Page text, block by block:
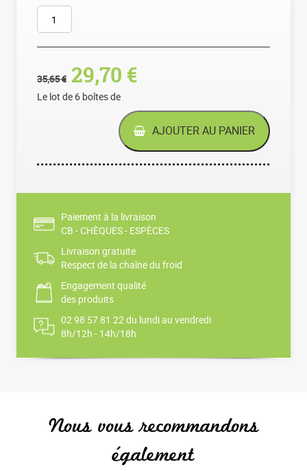
QUANTITÉ DE LOT DE 24 BATÔNNETS
35,65€ Le prix initial était :
29,70€Le prix actuel est
Le lot de 6 boîtes de
AJOUTER AU PANIER
Paiement à la livraison
CB - CHÈQUES - ESPÈCES
Livraison gratuite
Respect de la chaîne du froid
Engagement qualité
des produits
02 98 57 81 22 du lundi au vendredi
8h/12h - 14h/18h
Nous vous recommandons
également